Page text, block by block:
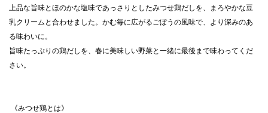
上品な旨味とほのかな塩味であっさりとしたみつせ鶏だしを、まろやかな豆
乳クリームと合わせました。かむ毎に広がるごぼうの風味で、より深みのあ
る味わいに。
旨味たっぷりの鶏だしを、春に美味しい野菜と一緒に最後まで味わってくだ
さい。
《みつせ鶏とは》